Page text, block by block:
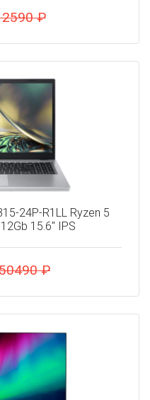
₽
24P-R1LL Ryzen 5
15.6" IPS
₽